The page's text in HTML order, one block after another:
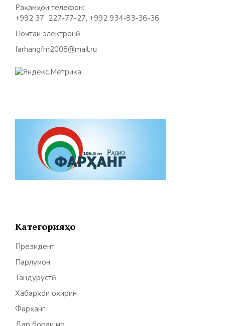
Рақамҳои телефон:
+992 37 227-77-27, +992 934-83-36-36
Почтаи электронӣ:
farhangfm2008@mail.ru
Категорияҳо
Президент
Парлумон
Тандурустӣ
Хабарҳои охирин
Фарҳанг